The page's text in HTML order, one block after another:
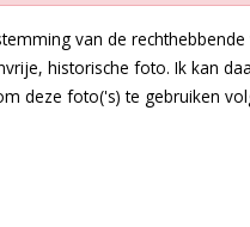
van de
historische foto. Ik kan
deze foto('s) te gebruiken